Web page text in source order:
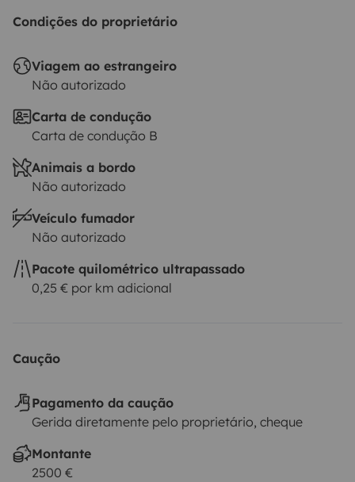
Condições do proprietário
Viagem ao estrangeiro
Não autorizado
Carta de condução
Carta de condução B
Animais a bordo
Não autorizado
Veículo fumador
Não autorizado
Pacote quilométrico ultrapassado
0,25 € por km adicional
Caução
Pagamento da caução
Gerida diretamente pelo proprietário, cheque
Montante
2500 €